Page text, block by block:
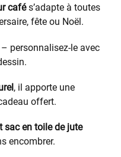
cafés’adapte à toutes
fête ou Noël.
personnalisez-le avec
, il apporte une
offert.
sac en toile de jute
encombrer.